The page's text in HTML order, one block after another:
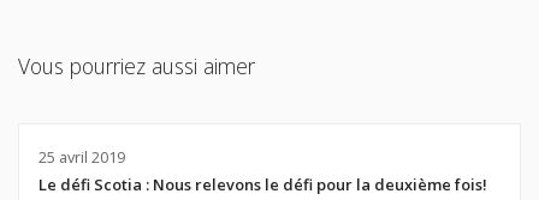
Vous pourriez aussi aimer
25 avril 2019
Le défi Scotia : Nous relevons le défi pour la deuxième fois!